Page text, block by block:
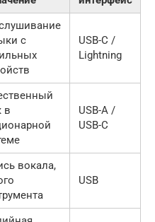
с
USB-C /
Lightning
в
USB-A /
USB-C
вокала,
USB